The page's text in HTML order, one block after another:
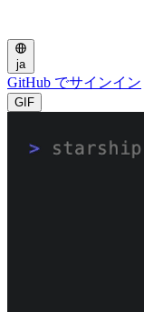
ja
GitHub でサインイン
GIF